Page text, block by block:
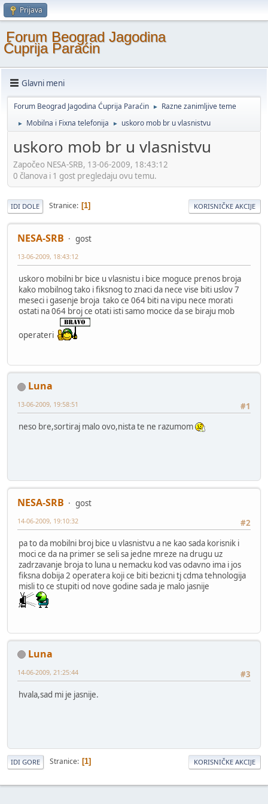
Prijava
Forum Beograd Jagodina
Ćuprija Paraćin
Glavni meni
Forum Beograd Jagodina Ćuprija Paraćin ► Razne zanimljive teme
► Mobilna i Fixna telefonija ► uskoro mob br u vlasnistvu
uskoro mob br u vlasnistvu
Započeo NESA-SRB, 13-06-2009, 18:43:12
0 članova i 1 gost pregledaju ovu temu.
IDI DOLE Stranice 1 KORISNIČKE AKCIJE
NESA-SRB gost
13-06-2009, 18:43:12
uskoro mobilni br bice u vlasnistu i bice moguce prenos broja
kako mobilnog tako i fiksnog to znaci da nece vise biti uslov 7
meseci i gasenje broja tako ce 064 biti na vipu nece morati
ostati na 064 broj ce otati isti samo mocice da se biraju mob
operateri
Luna
#1
13-06-2009, 19:58:51
neso bre,sortiraj malo ovo,nista te ne razumom
NESA-SRB
gost
#2
14-06-2009, 19:10:32
pa to da mobilni broj bice u vlasnistvu a ne kao sada korisnik i
moci ce da na primer se seli sa jedne mreze na drugu uz
zadrzavanje broja to luna u nemacku kod vas odavno ima i jos
fiksna dobija 2 operatera koji ce biti bezicni tj cdma tehnologija
misli to ce stupiti od nove godine sada je malo jasnije
Luna
#3
14-06-2009, 21:25:44
hvala,sad mi je jasnije.
IDI GORE Stranice 1 KORISNIČKE AKCIJE